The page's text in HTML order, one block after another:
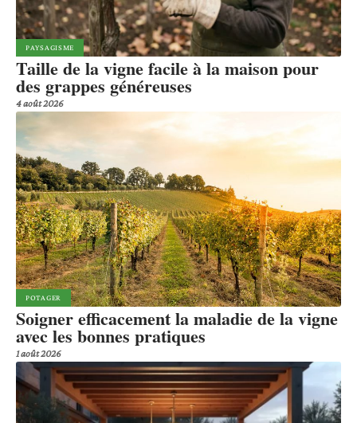
PAYSAGISME
Taille de la vigne facile à la maison pour
des grappes généreuses
4 août 2026
POTAGER
Soigner efficacement la maladie de la vigne
avec les bonnes pratiques
1 août 2026